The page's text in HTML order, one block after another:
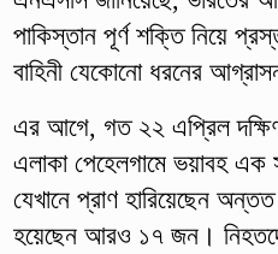
পাকিস্তান পূর্ণ শক্তি নিয়ে
বাহিনী যেকোনো ধরনের
এর আগে, গত ২২ এপ্রিল দক্ষিণ
এলাকা পেহেলগামে ভয়াবহ এক
যেখানে প্রাণ হারিয়েছেন
হয়েছেন আরও ১৭ জন।